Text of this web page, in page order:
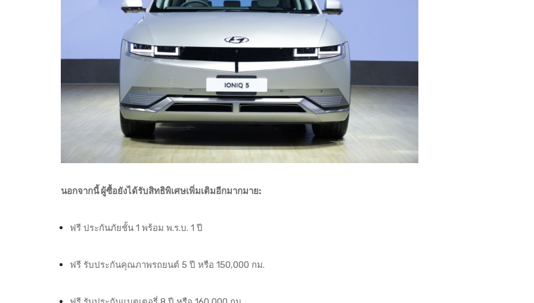
นอกจากนี้ ผู้ซื้อยังได้รับสิทธิพิเศษเพิ่มเติมอีกมากมาย:
ฟรี ประกันภัยชั้น 1 พร้อม พ.ร.บ. 1 ปี
ฟรี รับประกันคุณภาพรถยนต์ 5 ปี หรือ 150,000 กม.